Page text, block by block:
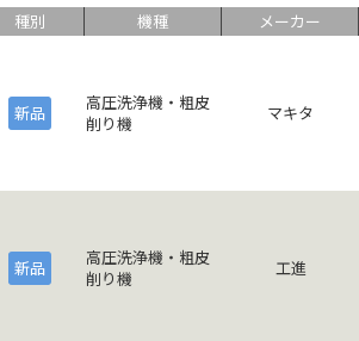
種別 機種 メーカー
新品
高圧洗浄機・粗皮
削り機
マキタ
新品
高圧洗浄機・粗皮
削り機
工進